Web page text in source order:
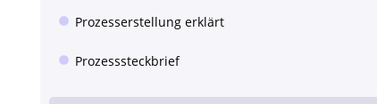
Prozesserstellung erklärt
Prozesssteckbrief